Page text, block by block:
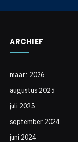
ARCHIEF
maart 2026
augustus 2025
juli 2025
september 2024
juni 2024